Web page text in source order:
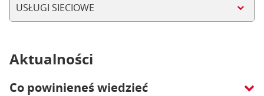
USŁUGI SIECIOWE
Aktualności
Co powinieneś wiedzieć